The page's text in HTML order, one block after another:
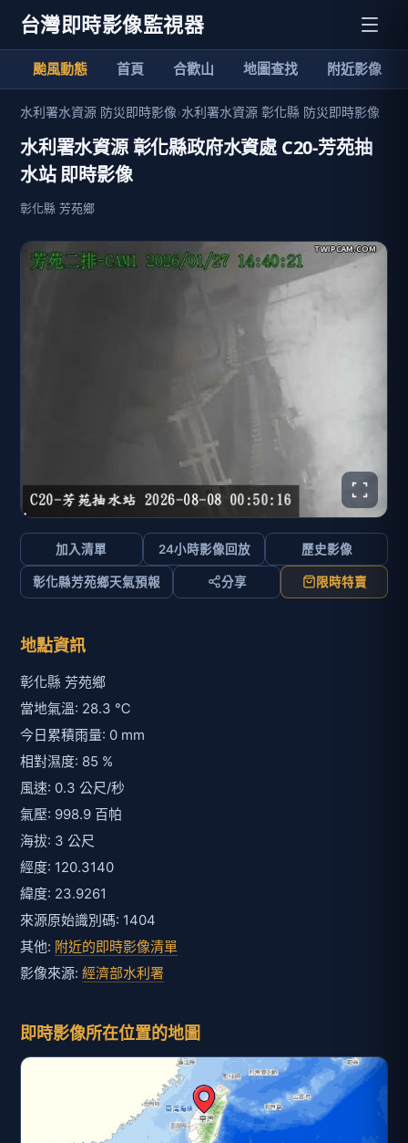
台灣即時影像監視器
颱風動態 首頁 合歡山 地圖查找 附近影像
水利署水資源 防災即時影像›水利署水資源 彰化縣 防災即時影像
水利署水資源 彰化縣政府水資處 C20-芳苑抽
水站 即時影像
彰化縣 芳苑鄉
加入清單 24小時影像回放 歷史影像
彰化縣芳苑鄉天氣預報 分享 限時特賣
地點資訊
彰化縣 芳苑鄉
當地氣溫: 28.3 ℃
今日累積雨量: 0 mm
相對濕度: 85 %
風速: 0.3 公尺/秒
氣壓: 998.9 百帕
海拔: 3 公尺
經度: 120.3140
緯度: 23.9261
來源原始識別碼: 1404
其他: 附近的即時影像清單
影像來源: 經濟部水利署
即時影像所在位置的地圖